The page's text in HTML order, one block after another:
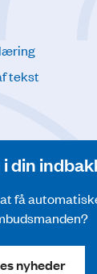
tekst
i din
få
nyheder